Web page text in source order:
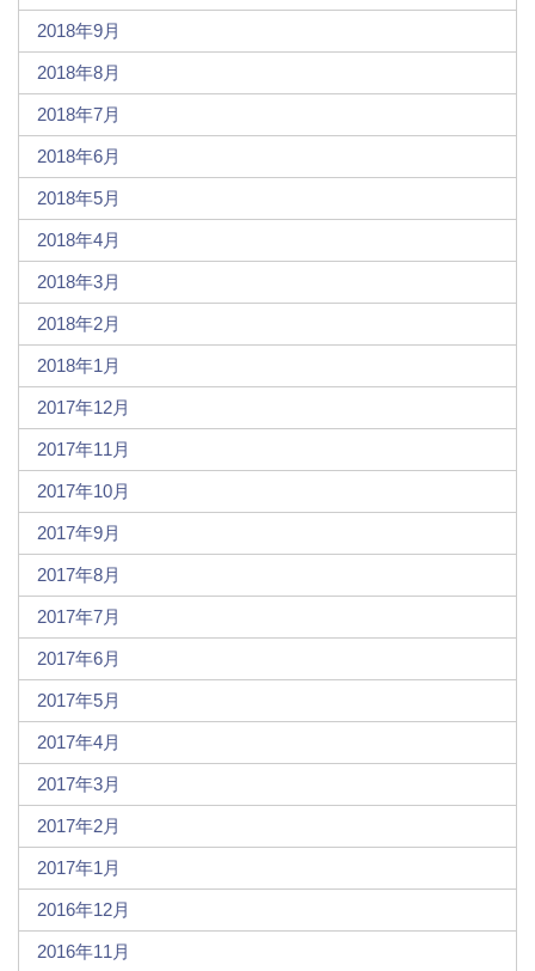
2018年9月
2018年8月
2018年7月
2018年6月
2018年5月
2018年4月
2018年3月
2018年2月
2018年1月
2017年12月
2017年11月
2017年10月
2017年9月
2017年8月
2017年7月
2017年6月
2017年5月
2017年4月
2017年3月
2017年2月
2017年1月
2016年12月
2016年11月